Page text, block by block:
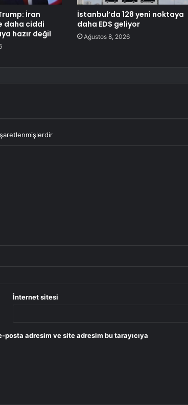
İran
daha ciddi
hazır değil
İstanbul’da 128 yeni noktaya
daha EDS geliyor
Ağustos 8, 2026
İnternet sitesi
posta adresim ve site adresim bu tarayıcıya